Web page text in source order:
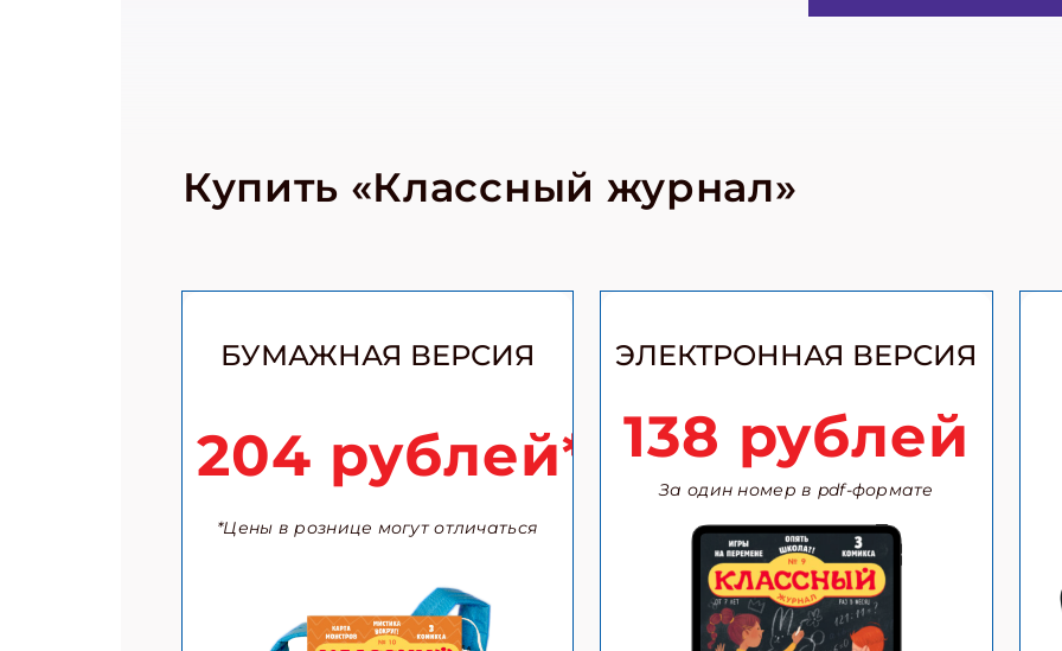
Купить «Классный журнал»
БУМАЖНАЯ ВЕРСИЯ
204 рублей*
*Цены в рознице могут отличаться
ЭЛЕКТРОННАЯ ВЕРСИЯ
138 рублей
За один номер в pdf-формате